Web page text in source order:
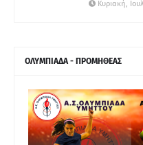
Κυριακή,
ΟΛΥΜΠΙΑΔΑ - ΠΡΟΜΗΘΕΑΣ